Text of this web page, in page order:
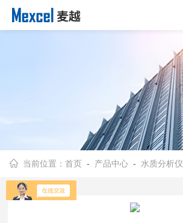
当前位置：首页 - 产品中心 - 水质分析仪